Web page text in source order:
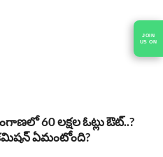
JOIN
US ON
60 లక్షల ఓట్లు ఔట్..?
ఏమంటోంది?